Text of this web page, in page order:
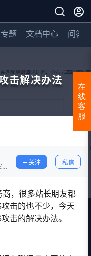
专题 文档中心 问答
击解决办法
关注 私信
，很多站长朋友都
击的也不少，今天
击的解决办法。
在
线
客
服